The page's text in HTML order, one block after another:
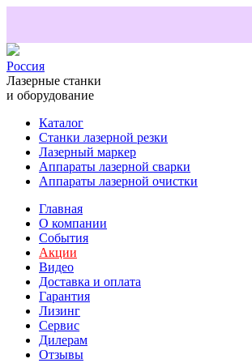
Россия
Лазерные станки
и оборудование
Каталог
Станки лазерной резки
Лазерный маркер
Аппараты лазерной сварки
Аппараты лазерной очистки
Главная
О компании
События
Акции
Видео
Доставка и оплата
Гарантия
Лизинг
Сервис
Дилерам
Отзывы